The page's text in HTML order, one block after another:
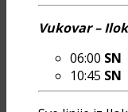
Vukovar – Ilok
06:00 SN
10:45 SN